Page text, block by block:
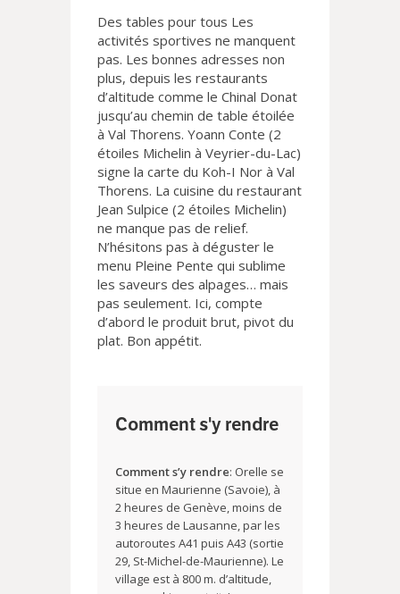
Des tables pour tous Les
activités sportives ne manquent
pas. Les bonnes adresses non
plus, depuis les restaurants
d’altitude comme le Chinal Donat
jusqu’au chemin de table étoilée
à Val Thorens. Yoann Conte (2
étoiles Michelin à Veyrier-du-Lac)
signe la carte du Koh-I Nor à Val
Thorens. La cuisine du restaurant
Jean Sulpice (2 étoiles Michelin)
ne manque pas de relief.
N’hésitons pas à déguster le
menu Pleine Pente qui sublime
les saveurs des alpages… mais
pas seulement. Ici, compte
d’abord le produit brut, pivot du
plat. Bon appétit.
Comment s'y rendre
Comment s’y rendre: Orelle se
situe en Maurienne (Savoie), à
2 heures de Genève, moins de
3 heures de Lausanne, par les
autoroutes A41 puis A43 (sortie
29, St-Michel-de-Maurienne). Le
village est à 800 m. d’altitude,